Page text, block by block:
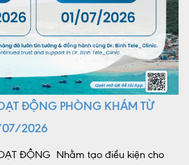
HỎI ĐÁP
TRA CỨU HỒ SƠ
ĐỘNG PHÒNG KHÁM TỪ
07/2026
ĐỘNG Nhằm tạo điều kiện cho